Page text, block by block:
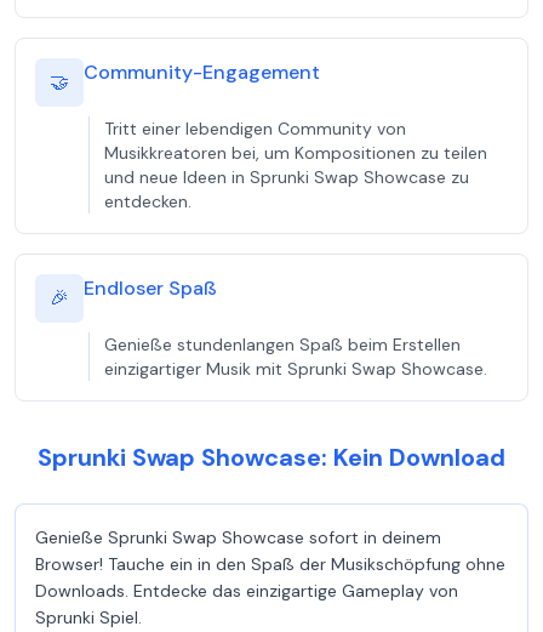
🤝 Community-Engagement
Tritt einer lebendigen Community von
Musikkreatoren bei, um Kompositionen zu teilen
und neue Ideen in Sprunki Swap Showcase zu
entdecken.
🎉 Endloser Spaß
Genieße stundenlangen Spaß beim Erstellen
einzigartiger Musik mit Sprunki Swap Showcase.
Sprunki Swap Showcase: Kein Download
Genieße Sprunki Swap Showcase sofort in deinem
Browser! Tauche ein in den Spaß der Musikschöpfung ohne
Downloads. Entdecke das einzigartige Gameplay von
Sprunki Spiel.